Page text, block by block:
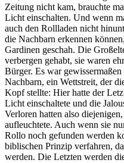
Zeitung nicht kam, brauchte
Licht einschalten. Und wenn
auch den Rollladen nicht
die Nachbarn erkennen
Gardinen geschah. Die
verbergen gehabt, sie waren
Bürger. Es war
Nachbarn, ein Wettstreit, der
Kopf stellte: Hier hatte der
Licht einschaltete und die
Verloren hatten also
aufleuchtete. Auch wenn sie
Rollo noch gefunden werden
biblischen Prinzip verfahren,
werden. Die Letzten werden